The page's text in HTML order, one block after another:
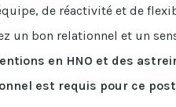
de réactivité et de
un bon relationnel et un
en HNO et des
est requis pour ce